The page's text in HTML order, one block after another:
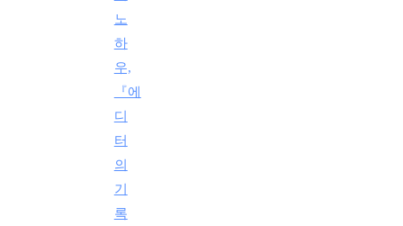
노
하
우,
『에
디
터
의
기
록